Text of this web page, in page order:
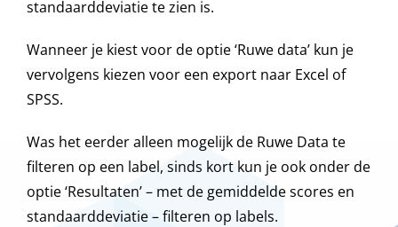
standaarddeviatie te zien is.
Wanneer je kiest voor de optie ‘Ruwe data’ kun je
vervolgens kiezen voor een export naar Excel of
SPSS.
Was het eerder alleen mogelijk de Ruwe Data te
filteren op een label, sinds kort kun je ook onder de
optie ‘Resultaten’ – met de gemiddelde scores en
standaarddeviatie – filteren op labels.